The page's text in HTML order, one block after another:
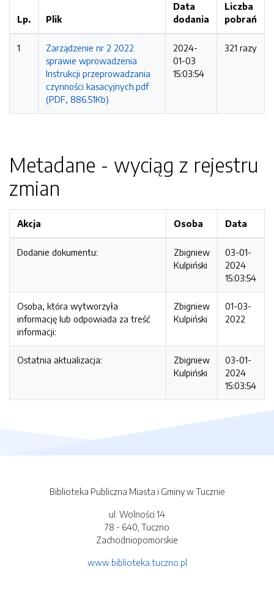
Lp. Plik
Data
dodania
Liczba
pobrań
1
Zarządzenie nr 2 2022
sprawie wprowadzenia
Instrukcji przeprowadzania
czynności kasacyjnych.pdf
(PDF, 886.51Kb)
2024-
01-03
15:03:54
321 razy
Metadane - wyciąg z rejestru
zmian
Akcja Osoba Data
Dodanie dokumentu:
Zbigniew
Kulpiński
03-01-
2024
15:03:54
Osoba, która wytworzyła
informację lub odpowiada za treść
informacji:
Zbigniew
Kulpiński
01-03-
2022
Ostatnia aktualizacja:
Zbigniew
Kulpiński
03-01-
2024
15:03:54
Biblioteka Publiczna Miasta i Gminy w Tucznie
ul. Wolności 14
78 - 640, Tuczno
Zachodniopomorskie
www.biblioteka.tuczno.pl